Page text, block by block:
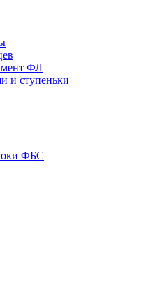
ФЛ
и ступеньки
ФБС